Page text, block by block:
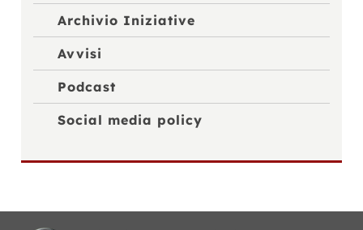
Archivio Iniziative
Avvisi
Podcast
Social media policy